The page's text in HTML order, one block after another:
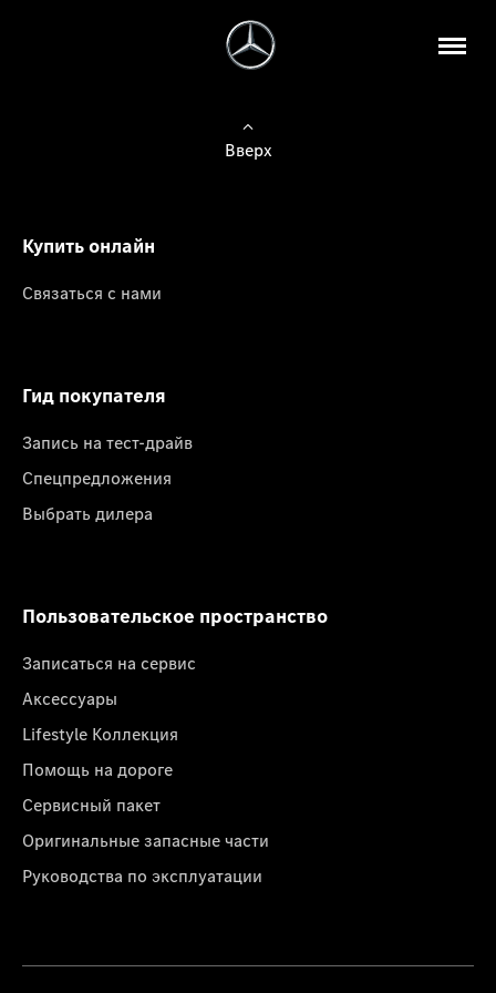
Вверх
Купить онлайн
Связаться с нами
Гид покупателя
Запись на тест-драйв
Спецпредложения
Выбрать дилера
Пользовательское пространство
Записаться на сервис
Аксессуары
Lifestyle Коллекция
Помощь на дороге
Сервисный пакет
Оригинальные запасные части
Руководства по эксплуатации